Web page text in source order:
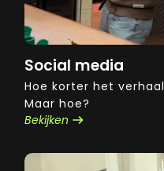
Social media
Hoe korter het
Maar hoe?
Bekijken